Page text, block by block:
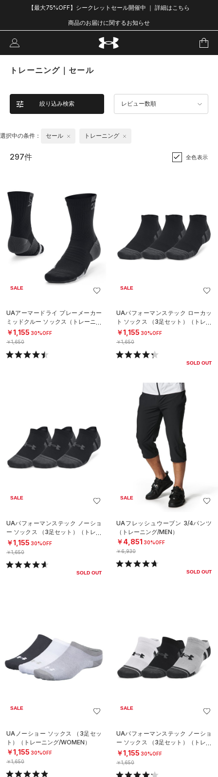
【最大75%OFF】シークレットセール開催中 ｜ 詳細はこちら
商品のお届けに関するお知らせ
トレーニング｜セール
絞り込み検索 レビュー数順
選択中の条件： セール トレーニング
297件 全色表示
SALE
UAアーマードライ プレーメーカー
ミッドクルー ソックス（トレーニン
グ/UNISEX）
￥1,155 30%OFF
￥1,650
SALE
UAパフォーマンステック ローカッ
ト ソックス （3足セット）（トレー
ニング/UNISEX）
￥1,155 30%OFF
￥1,650
SOLD OUT
SALE
UAパフォーマンステック ノーショ
ー ソックス （3足セット）（トレー
ニング/UNISEX）
￥1,155 30%OFF
￥1,650
SOLD OUT
SALE
UAフレッシュウーブン 3/4パンツ
（トレーニング/MEN）
￥4,851 30%OFF
￥6,930
SOLD OUT
SALE
UAノーショー ソックス （3足セッ
ト）（トレーニング/WOMEN）
￥1,155 30%OFF
￥1,650
SALE
UAパフォーマンステック ノーショ
ー ソックス （3足セット）（トレー
ニング/UNISEX）
￥1,155 30%OFF
￥1,650